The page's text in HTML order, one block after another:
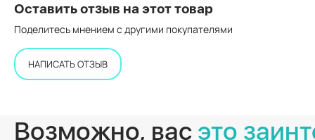
Оставить отзыв на этот товар
Поделитесь мнением с другими покупателями
НАПИСАТЬ ОТЗЫВ
Возможно, вас это